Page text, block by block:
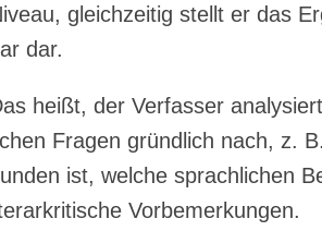
gleich­zei­tig stellt er das
dar.
heißt, der Ver­fas­ser
Fra­gen gründ­lich nach, z.
ist, wel­che sprach­li­chen
Vorbemerkungen.